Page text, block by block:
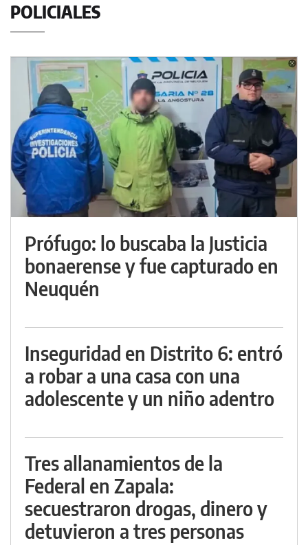
POLICIALES
Prófugo: lo buscaba la Justicia
bonaerense y fue capturado en
Neuquén
Inseguridad en Distrito 6: entró
a robar a una casa con una
adolescente y un niño adentro
Tres allanamientos de la
Federal en Zapala:
secuestraron drogas, dinero y
detuvieron a tres personas